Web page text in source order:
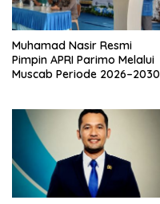
Muhamad Nasir Resmi
Pimpin APRI Parimo Melalui
Muscab Periode 2026–2030